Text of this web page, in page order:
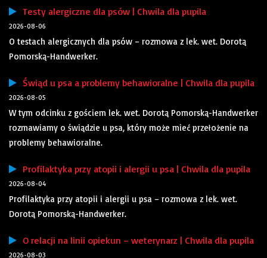
Testy alergiczne dla psów | Chwila dla pupila
2026-08-06
O testach alergicznych dla psów – rozmowa z lek. wet. Dorotą
Pomorską-Handwerker.
Świąd u psa a problemy behawioralne | Chwila dla pupila
2026-08-05
W tym odcinku z gościem lek. wet. Dorotą Pomorską-Handwerker
rozmawiamy o świądzie u psa, który może mieć przełożenie na
problemy behawioralne.
Profilaktyka przy atopii i alergii u psa | Chwila dla pupila
2026-08-04
Profilaktyka przy atopii i alergii u psa – rozmowa z lek. wet.
Dorotą Pomorską-Handwerker.
O relacji na linii opiekun – weterynarz | Chwila dla pupila
2026-08-03